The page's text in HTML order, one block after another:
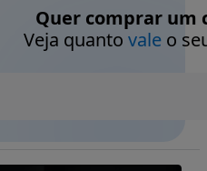
Quer comprar um
Veja quanto valeo